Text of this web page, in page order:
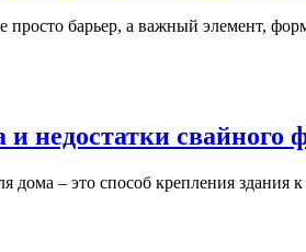
просто барьер, а важный элемент,
недостатки
дома – это способ крепления здания